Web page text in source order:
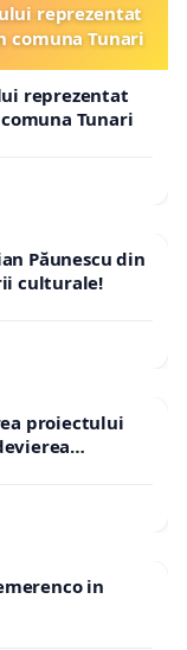
reprezentat
comuna Tunari
reprezentat
Tunari
Păunescu din
culturale!
proiectului
in